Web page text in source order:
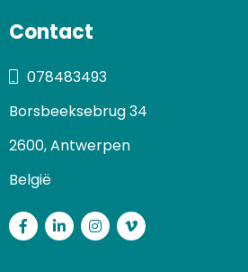
Contact
078483493
Borsbeeksebrug 34
2600, Antwerpen
België
Facebook
LinkedInInstagram
Vimeo